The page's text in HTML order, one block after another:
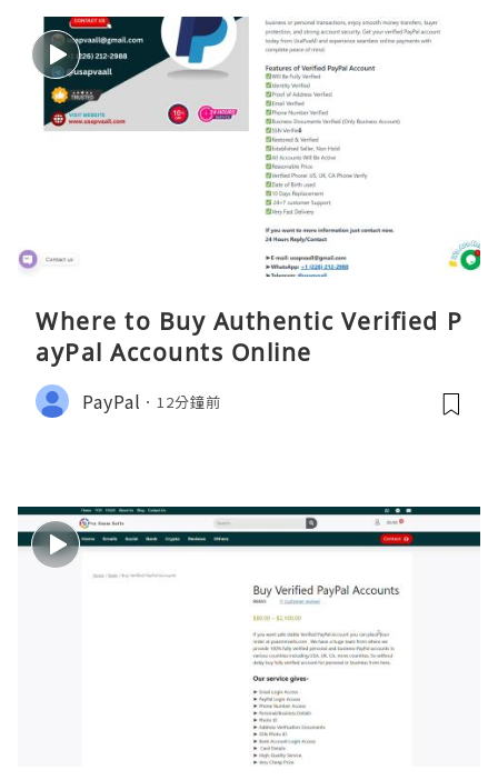
Where to Buy Authentic Verified P
ayPal Accounts Online
PayPal 12分鐘前